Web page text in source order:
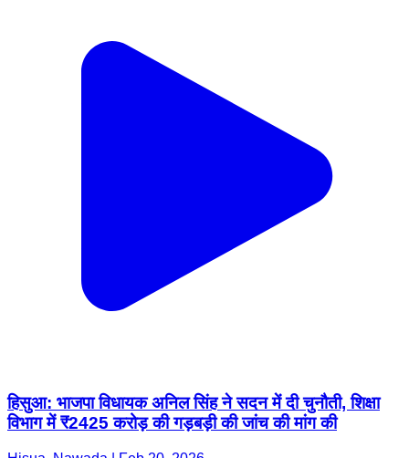
हिसुआ: भाजपा विधायक अनिल सिंह ने सदन में दी चुनौती, शिक्षा
विभाग में ₹2425 करोड़ की गड़बड़ी की जांच की मांग की